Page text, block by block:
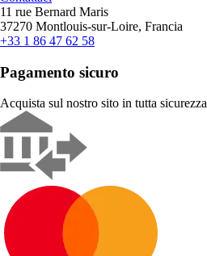
11 rue Bernard Maris
37270 Montlouis-sur-Loire, Francia
+33 1 86 47 62 58
Pagamento sicuro
Acquista sul nostro sito in tutta sicurezza